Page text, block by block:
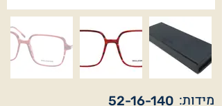
52-16-140 מידות: